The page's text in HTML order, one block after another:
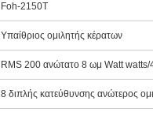
Foh-2150T
Υπαίθριος ομιλητής κέρατων
RMS 200 ανώτατο 8 ωμ Watt watts/
8 διπλής κατεύθυνσης ανώτερος